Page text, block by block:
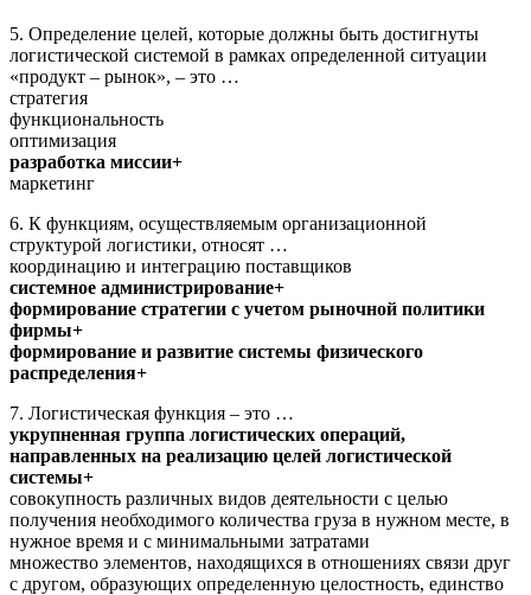
5. Определение целей, которые должны быть достигнуты
логистической системой в рамках определенной ситуации
«продукт – рынок», – это …
стратегия
функциональность
оптимизация
разработка миссии+
маркетинг
6. К функциям, осуществляемым организационной
структурой логистики, относят …
координацию и интеграцию поставщиков
системное администрирование+
формирование стратегии с учетом рыночной политики
фирмы+
формирование и развитие системы физического
распределения+
7. Логистическая функция – это …
укрупненная группа логистических операций,
направленных на реализацию целей логистической
системы+
совокупность различных видов деятельности с целью
получения необходимого количества груза в нужном месте, в
нужное время и с минимальными затратами
множество элементов, находящихся в отношениях связи друг
с другом, образующих определенную целостность, единство